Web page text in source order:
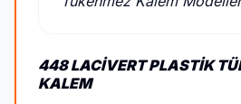
448 LACIVERT PLASTIK
KALEM